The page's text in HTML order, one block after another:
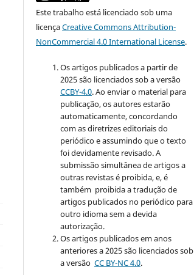
Este trabalho está licenciado sob uma
licençaCreative Commons Attribution-
NonCommercial 4.0 International License.
Os artigos publicados a partir de
2025 são licenciados sob a versão
CCBY-4.0. Ao enviar o material para
publicação, os autores estarão
automaticamente, concordando
com as diretrizes editoriais do
periódico e assumindo que o texto
foi devidamente revisado. A
submissão simultânea de artigos a
outras revistas é proibida, e, é
também proibida a tradução de
artigos publicados no periódico para
outro idioma sem a devida
autorização.
Os artigos publicados em anos
anteriores a 2025 são licenciados sob
a versãoCC BY-NC 4.0.